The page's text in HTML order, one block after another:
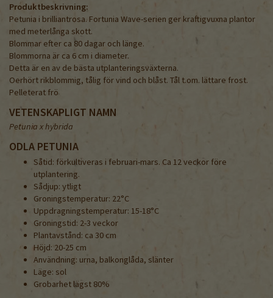
Produktbeskrivning:
Petunia i brilliantrosa. Fortunia Wave-serien ger kraftigvuxna plantor
med meterlånga skott.
Blommar efter ca 80 dagar och länge.
Blommorna är ca 6 cm i diameter.
Detta är en av de bästa utplanteringsväxterna.
Oerhört rikblommig, tålig för vind och blåst. Tål t.om. lättare frost.
Pelleterat frö
VETENSKAPLIGT NAMN
Petunia x hybrida
ODLA PETUNIA
Såtid: förkultiveras i februari-mars. Ca 12 veckor före
utplantering.
Sådjup: ytligt
Groningstemperatur: 22°C
Uppdragningstemperatur: 15-18°C
Groningstid: 2-3 veckor
Plantavstånd: ca 30 cm
Höjd: 20-25 cm
Användning: urna, balkonglåda, slänter
Läge: sol
Grobarhet lägst 80%